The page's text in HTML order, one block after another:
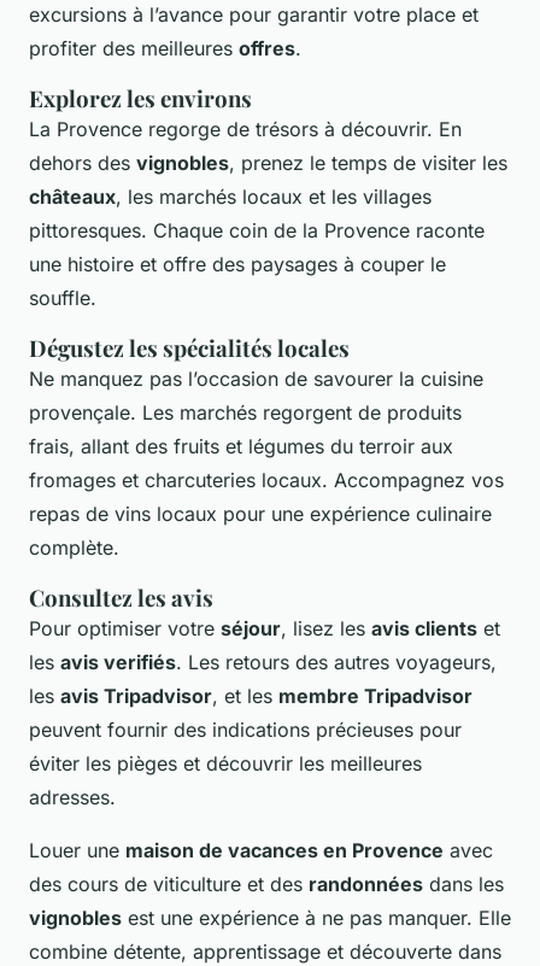
excursions à l’avance pour garantir votre place et
profiter des meilleures offres.
Explorez les environs
La Provence regorge de trésors à découvrir. En
dehors des vignobles, prenez le temps de visiter les
châteaux, les marchés locaux et les villages
pittoresques. Chaque coin de la Provence raconte
une histoire et offre des paysages à couper le
souffle.
Dégustez les spécialités locales
Ne manquez pas l’occasion de savourer la cuisine
provençale. Les marchés regorgent de produits
frais, allant des fruits et légumes du terroir aux
fromages et charcuteries locaux. Accompagnez vos
repas de vins locaux pour une expérience culinaire
complète.
Consultez les avis
Pour optimiser votre séjour, lisez les avis clients et
les avis verifiés. Les retours des autres voyageurs,
les avis Tripadvisor, et les membre Tripadvisor
peuvent fournir des indications précieuses pour
éviter les pièges et découvrir les meilleures
adresses.
Louer une maison de vacances en Provence avec
des cours de viticulture et des randonnées dans les
vignobles est une expérience à ne pas manquer. Elle
combine détente, apprentissage et découverte dans